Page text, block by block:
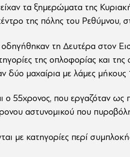
τα ξημερώματα της
της πόλης του Ρεθύμνου,
τη Δευτέρα στον
της οπλοφορίας και
δύο μαχαίρια με λάμες
ο 55χρονος, που εργαζόταν ως
αστυνομικού που
με κατηγορίες περί